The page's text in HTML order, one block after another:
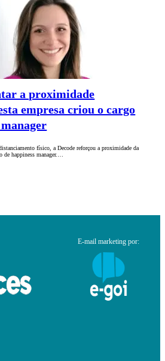
a proximidade
empresa criou o cargo
físico, a Decode reforçou a proximidade da
de happiness manager.…
E-mail marketing por: